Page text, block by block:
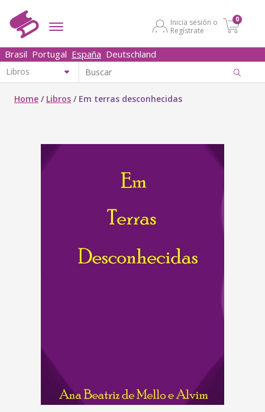
Inicia sesión o
Regístrate
0
Brasil Portugal España Deutschland
Home / Libros / Em terras desconhecidas